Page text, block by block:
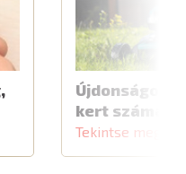
Újdonságok
kert számára
Tekintse meg a